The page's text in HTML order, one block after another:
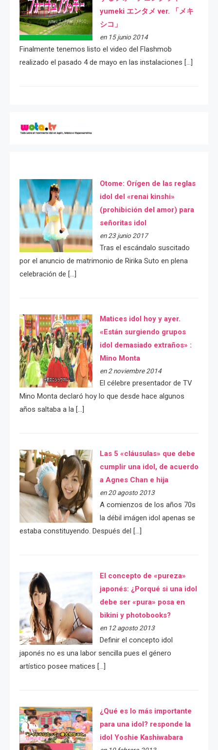
yumeki エンタメ ver. 「メキ
シコ」
en 15 junio 2014
Finalmente tenemos listo el video del Flashmob
realizado el pasado 4 de mayo en las instalaciones […]
Otome: Orígen de las reglas
idol del «renai kinshi»
(prohibición del amor) para
señoritas idol
en 23 junio 2017
Tras el escándalo suscitado
por el anuncio de matrimonio de Ririka Suto en plena
celebración de […]
Matices idol hoy y ayer.
«Están surgiendo grupos
idol demasiado extraños» :
Mino Monta
en 2 noviembre 2014
El célebre presentador de TV
Mino Monta declaró hoy lo que desde hace algunos
años saltaba a la […]
Las 5 «cláusulas» que debe
cumplir una idol, de acuerdo
a Agnes Chan e hija
en 20 agosto 2013
A comienzos de los años 70s
la débil imágen idol apenas se
estaba constituyendo. Después del […]
El concepto de «pureza»
japonés: ¿Porqué si una idol
debe ser «pura» posa en
bikini y photobooks?
en 12 agosto 2013
Definir el concepto idol
japonés no es una labor sencilla pues el género
artístico posee matices […]
¿Qué es lo más importante
para una idol? responde la
idol Yoshie Kashiwabara